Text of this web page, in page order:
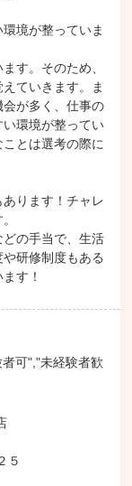
境が整っていま
す。そのため、
ていきます。ま
が多く、仕事の
環境が整ってい
とは選考の際に
ります！チャレ
の手当で、生活
研修制度もある
す！
可","未経験者歓
５